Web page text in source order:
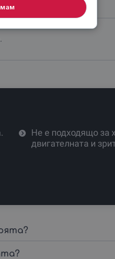
Не е подходящо за
двигателната и